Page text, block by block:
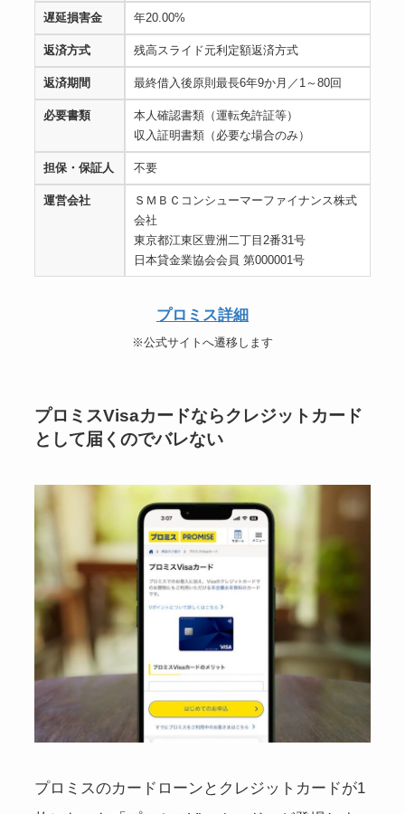
遅延損害金 年20.00%
返済方式 残高スライド元利定額返済方式
返済期間 最終借入後原則最長6年9か月／1～80回
必要書類
本人確認書類（運転免許証等）
収入証明書類（必要な場合のみ）
担保・保証人 不要
運営会社
ＳＭＢＣコンシューマーファイナンス株式
会社
東京都江東区豊洲二丁目2番31号
日本貸金業協会会員 第000001号
プロミス詳細
※公式サイトへ遷移します
プロミスVisaカードならクレジットカード
として届くのでバレない
プロミスのカードローンとクレジットカードが1